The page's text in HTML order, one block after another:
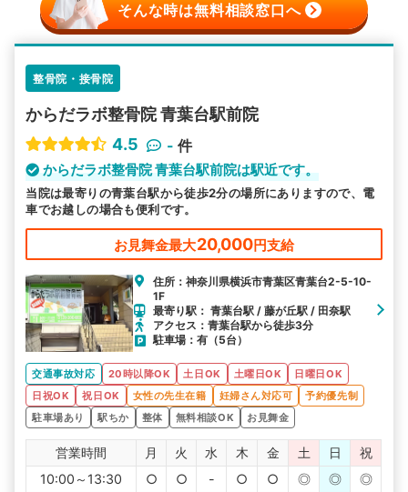
そんな時は無料相談窓口へ
整骨院・接骨院
からだラボ整骨院 青葉台駅前院
4.5
- 件
からだラボ整骨院 青葉台駅前院は駅近です。
当院は最寄りの青葉台駅から徒歩2分の場所にありますので、電
車でお越しの場合も便利です。
お見舞金最大20,000円支給
住所：神奈川県横浜市青葉区青葉台2-5-10-
1F
最寄り駅： 青葉台駅 / 藤が丘駅 / 田奈駅
アクセス：青葉台駅から徒歩3分
駐車場：有（5台）
交通事故対応 20時以降OK 土日OK 土曜日OK
日曜日OK
日祝OK
祝日OK 女性の先生在籍 妊婦さん対応可
予約優先制
駐車場あり
駅ちか 整体 無料相談OK お見舞金
営業時間 月 火 水 木 金 土 日
祝
10:00～13:30
○ ○ - ○ ○ ◎ ◎
◎